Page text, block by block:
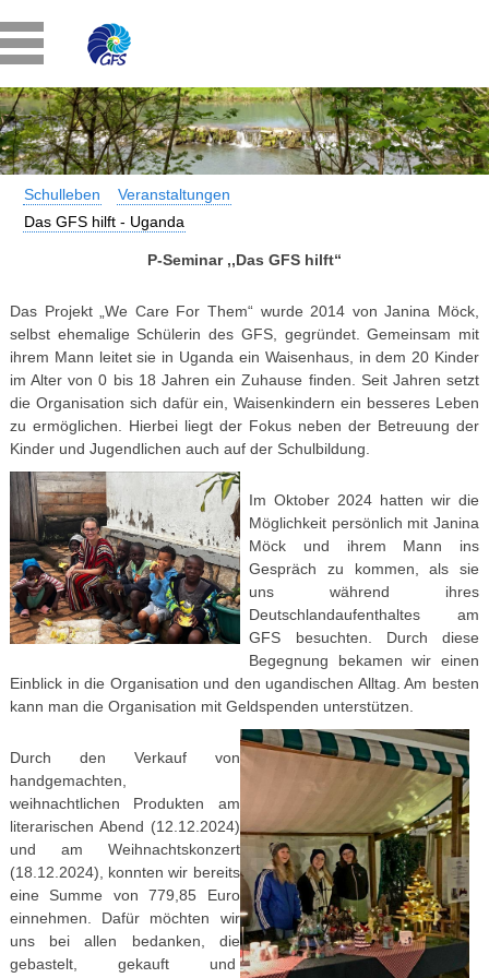
Schulleben
Veranstaltungen
Das GFS hilft - Uganda
P-Seminar ,,Das GFS hilft“
Das Projekt „We Care For Them“ wurde 2014 von Janina Möck,
selbst ehemalige Schülerin des GFS, gegründet. Gemeinsam mit
ihrem Mann leitet sie in Uganda ein Waisenhaus, in dem 20 Kinder
im Alter von 0 bis 18 Jahren ein Zuhause finden. Seit Jahren setzt
die Organisation sich dafür ein, Waisenkindern ein besseres Leben
zu ermöglichen. Hierbei liegt der Fokus neben der Betreuung der
Kinder und Jugendlichen auch auf der Schulbildung.
Im Oktober 2024 hatten wir die
Möglichkeit persönlich mit Janina
Möck und ihrem Mann ins
Gespräch zu kommen, als sie
uns während ihres
Deutschlandaufenthaltes am
GFS besuchten. Durch diese
Begegnung bekamen wir einen
Einblick in die Organisation und den ugandischen Alltag. Am besten
kann man die Organisation mit Geldspenden unterstützen.
Durch den Verkauf von
handgemachten,
weihnachtlichen Produkten am
literarischen Abend (12.12.2024)
und am Weihnachtskonzert
(18.12.2024), konnten wir bereits
eine Summe von 779,85 Euro
einnehmen. Dafür möchten wir
uns bei allen bedanken, die
gebastelt, gekauft und